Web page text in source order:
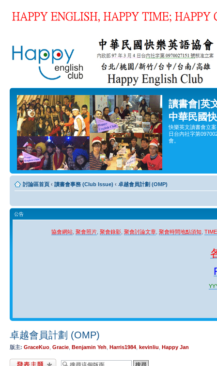
讀書會|英
中華民國
快樂英文讀書會立
日台內社字第
會。
討論區首頁 ‹ 讀書會事務 (Club Issue) ‹ 卓越會員計劃 (OMP)
公告
協會網站 聚會照片 聚會錄影 聚會討論文章 聚會時間地點須知
卓越會員計劃 (OMP)
版主: GraceKuo Gracie Benjamin Yeh Harris1984 kevinliu Happy Jan
發表新主題